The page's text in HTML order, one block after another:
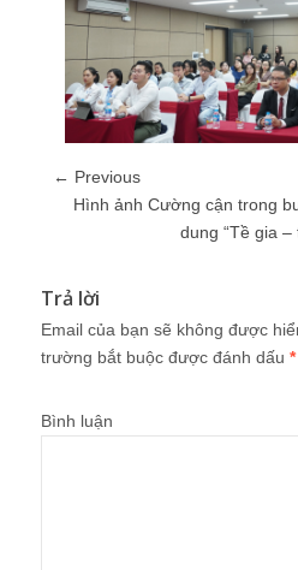
← Previous
Hình ảnh Cường cận trong
dung “Tề gia –
Trả lời
Email của bạn sẽ không được
trường bắt buộc được đánh dấu *
Bình luận